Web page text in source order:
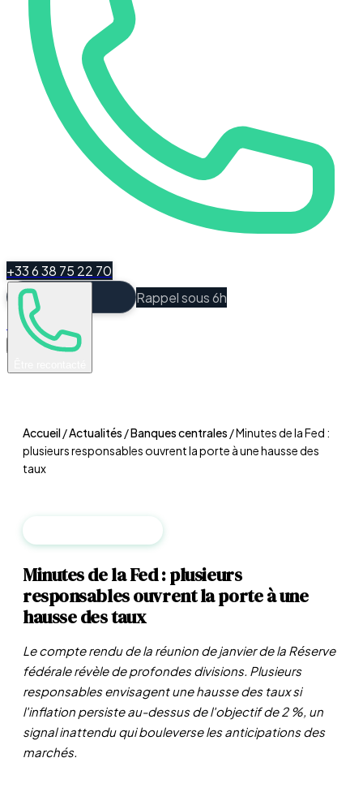
+33 6 38 75 22 70
Rappel sous 6h
Espace Client
Accueil/Actualités /Banques centrales /Minutes de la Fed :
plusieurs responsables ouvrent la porte à une hausse des
taux
Minutes de la Fed : plusieurs
responsables ouvrent la porte à une
hausse des taux
Le compte rendu de la réunion de janvier de la Réserve
fédérale révèle de profondes divisions. Plusieurs
responsables envisagent une hausse des taux si
l'inflation persiste au-dessus de l'objectif de 2 %, un
signal inattendu qui bouleverse les anticipations des
marchés.